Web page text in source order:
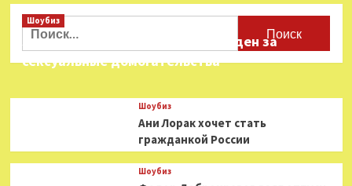
Джон
70-
летие
компании
Найти:
Шоубиз
Звезда «Игры в кальмара» осужден за
сексуальные домогательства
Шоубиз
Ани Лорак хочет стать
гражданкой России
Шоубиз